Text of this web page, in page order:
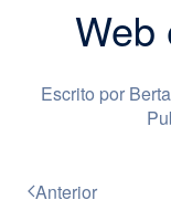
Web
Escrito por
Anterior